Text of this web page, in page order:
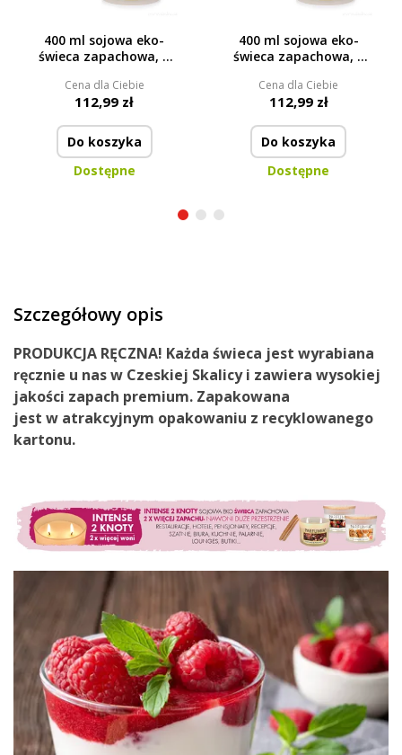
400 ml sojowa eko-
świeca zapachowa, 2
herbata, LADY
MARMELADE’S FRUIT
Cena dla Ciebie
112,99 zł
Do koszyka
Dostępne
400 ml sojowa eko-
świeca zapachowa, 2
solony karmel, COOKIES
& SALTED CARAMEL,
Cena dla Ciebie
112,99 zł
Do koszyka
Dostępne
Szczegółowy opis
PRODUKCJA RĘCZNA! Każda świeca jest wyrabiana
ręcznie u nasw Czeskiej Skalicyi zawiera wysokiej
jakości zapach premium. Zapakowana
jest w atrakcyjnym opakowaniu z recyklowanego
kartonu.